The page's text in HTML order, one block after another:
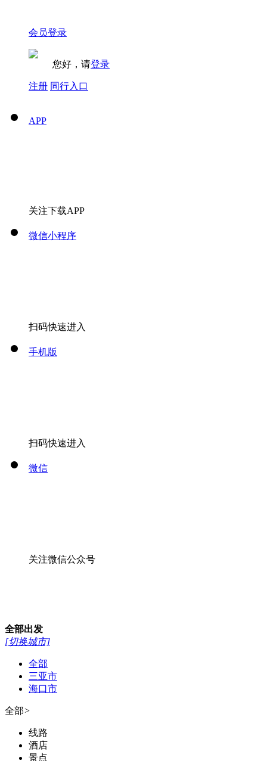
会员登录
您好，请登录
注册 同行入口
APP
关注下载APP
微信小程序
扫码快速进入
手机版
扫码快速进入
微信
关注微信公众号
全部出发
[切换城市]
全部
三亚市
海口市
全部>
线路
酒店
景点